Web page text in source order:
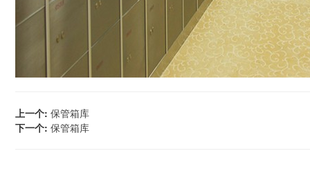
上一个: 保管箱库
下一个: 保管箱库